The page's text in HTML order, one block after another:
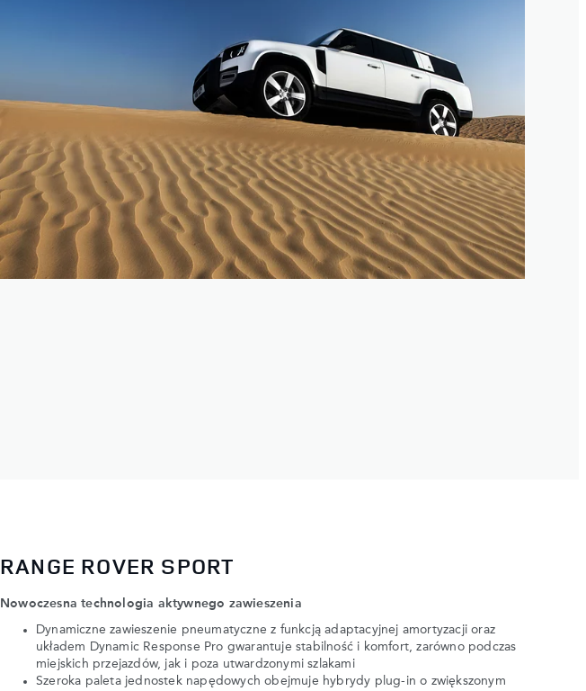
RANGE ROVER SPORT
Nowoczesna technologia aktywnego zawieszenia
Dynamiczne zawieszenie pneumatyczne z funkcją adaptacyjnej amortyzacji oraz
układem Dynamic Response Pro gwarantuje stabilność i komfort, zarówno podczas
miejskich przejazdów, jak i poza utwardzonymi szlakami
Szeroka paleta jednostek napędowych obejmuje hybrydy plug-in o zwiększonym